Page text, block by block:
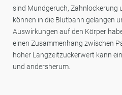
sind Mundgeruch, Zahnlockerung
können in die Blutbahn gelangen
Auswirkungen auf den Körper
einen Zusammenhang zwischen
hoher Langzeitzuckerwert kann
und andersherum.